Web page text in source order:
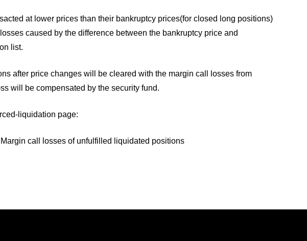
at lower prices than their bankruptcy prices(for closed long positions)
caused by the difference between the bankruptcy price and
list.
after price changes will be cleared with the margin call losses from
will be compensated by the security fund.
liquidation page:
call losses of unfulfilled liquidated positions